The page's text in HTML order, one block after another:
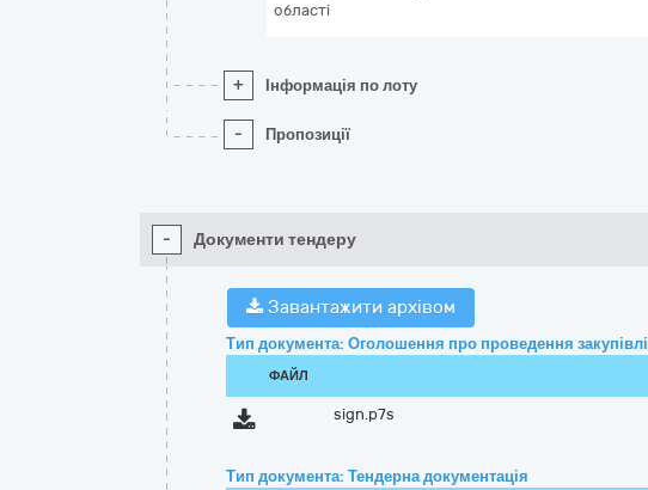
області
+ Інформація по лоту
- Пропозиції
- Документи тендеру
Завантажити архівом
Тип документа: Оголошення про проведення закупівлі
ФАЙЛ
sign.p7s
Тип документа: Тендерна документація